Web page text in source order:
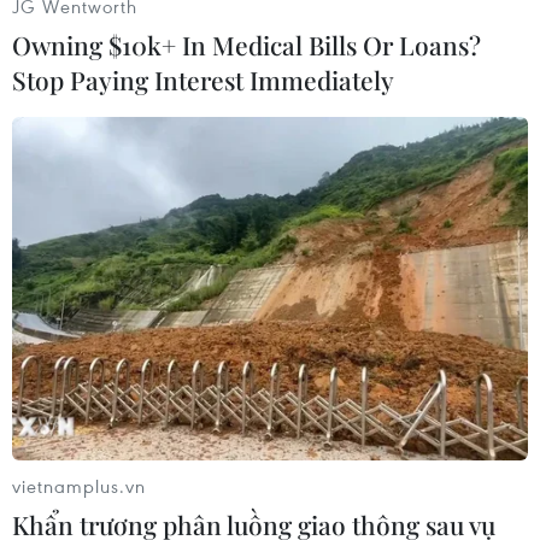
#Ấn Độ
#Alto 800
#Tiêu thụ nhiên liệu
Ấn Độ
Theo dõi VietnamPlus
JG Wentworth
Owning $10k+ In Medical Bills Or Loans?
Stop Paying Interest Immediately
vietnamplus.vn
Khẩn trương phân luồng giao thông sau vụ